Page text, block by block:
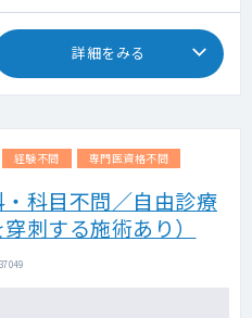
詳細をみる
経験不問 専門医資格不問
科目不問／自由診療
刺する施術あり）